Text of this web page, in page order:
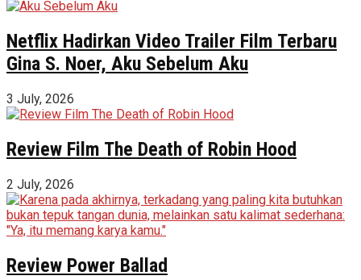
Netflix Hadirkan Video Trailer Film Terbaru
Gina S. Noer, Aku Sebelum Aku
3 July, 2026
Review Film The Death of Robin Hood
2 July, 2026
Review Power Ballad